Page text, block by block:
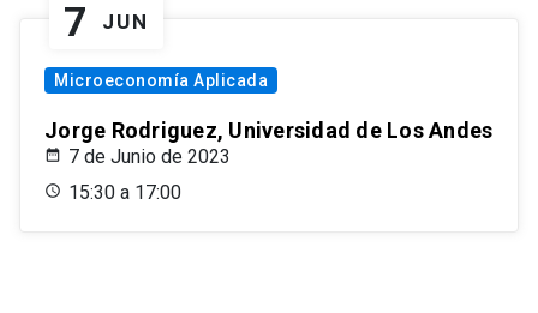
7 JUN
Microeconomía Aplicada
Jorge Rodriguez, Universidad de Los Andes
7 de Junio de 2023
15:30 a 17:00